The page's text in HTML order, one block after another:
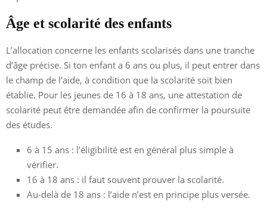
Âge et scolarité des enfants
L’allocation concerne les enfants scolarisés dans une tranche
d’âge précise. Si ton enfant a 6 ans ou plus, il peut entrer dans
le champ de l’aide, à condition que la scolarité soit bien
établie. Pour les jeunes de 16 à 18 ans, une attestation de
scolarité peut être demandée afin de confirmer la poursuite
des études.
6 à 15 ans : l’éligibilité est en général plus simple à
vérifier.
16 à 18 ans : il faut souvent prouver la scolarité.
Au-delà de 18 ans : l’aide n’est en principe plus versée.